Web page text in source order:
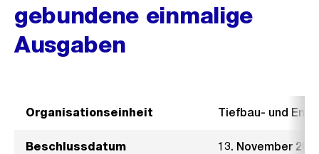
gebundene einmalige
Ausgaben
Organisationseinheit Tiefbau- und
Beschlussdatum 13. November